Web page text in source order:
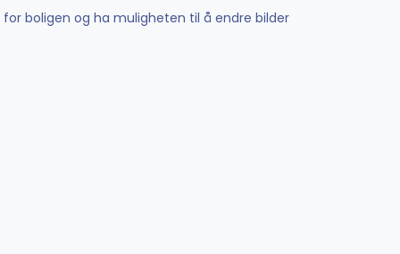
for boligen og ha muligheten til å endre bilder